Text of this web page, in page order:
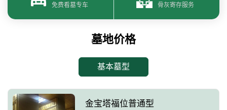
免费看墓专车 骨灰寄存服务
墓地价格
基本墓型
金宝塔福位普通型